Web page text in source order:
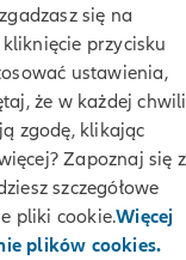
się na
przycisku
ustawienia,
że w każdej chwili
zgodę, klikając
Zapoznaj się z
szczegółowe
pliki cookie.Więcej
plików cookies.